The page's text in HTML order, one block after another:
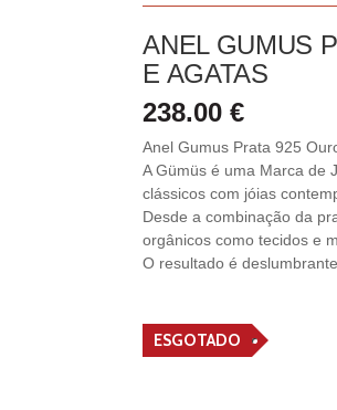
ANEL GUMUS
E AGATAS
238.00€
Anel Gumus Prata 925
A Gümüs é uma Marca de
clássicos com jóias
Desde a combinação da
orgânicos como tecidos e
O resultado é deslumbrante
ESGOTADO